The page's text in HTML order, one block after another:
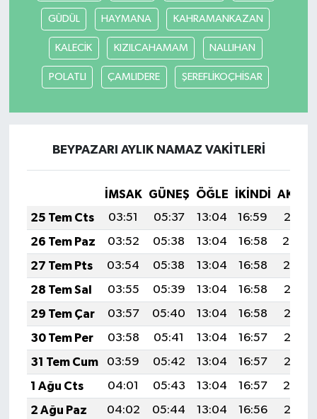
GÜDÜL HAYMANA KAHRAMANKAZAN
KALECİK KIZILCAHAMAM NALLIHAN
POLATLI ÇAMLIDERE ŞEREFLİKOÇHİSAR
BEYPAZARI AYLIK NAMAZ VAKITLERI
İMSAK GÜNEŞ ÖĞLE İKINDI
25 Tem Cts
03:51 05:37 13:04 16:59
20:21
26 Tem Paz
03:52 05:38 13:04 16:58
20:20
27 Tem Pts
03:54 05:38 13:04 16:58
20:19
28 Tem Sal
03:55 05:39 13:04 16:58
20:18
29 Tem Çar
03:57 05:40 13:04 16:58
20:17
30 Tem Per
03:58 05:41 13:04 16:57
20:16
31 Tem Cum
03:59 05:42 13:04 16:57
20:15
1 Ağu Cts
04:01 05:43 13:04 16:57
20:14
2 Ağu Paz
04:02 05:44 13:04 16:56
20:13